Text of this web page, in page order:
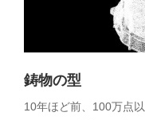
鋳物の型
10年ほど前、100万点